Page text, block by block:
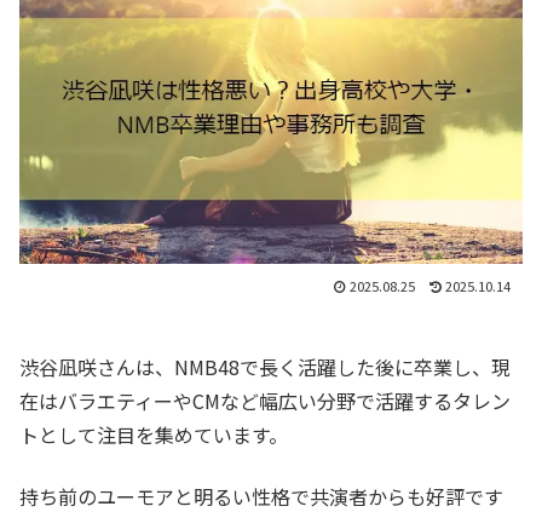
2025.08.25 2025.10.14
渋谷凪咲さんは、NMB48で長く活躍した後に卒業し、現
在はバラエティーやCMなど幅広い分野で活躍するタレン
トとして注目を集めています。
持ち前のユーモアと明るい性格で共演者からも好評です